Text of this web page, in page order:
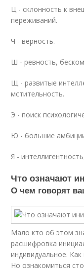
Ц - склонность к
переживаний.
Ч - верность.
Ш - ревность,
Щ - развитые
мстительность.
Э - поиск
Ю - большие
Я -
Что означают
О чем говорят
Мало кто об этом
расшифровка
индивидуальное. Как
Но ознакомиться